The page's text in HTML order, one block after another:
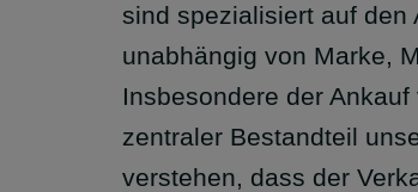
sind spezialisiert auf den
unabhängig von Marke,
Insbesondere der
zentraler Bestandteil
verstehen, dass der